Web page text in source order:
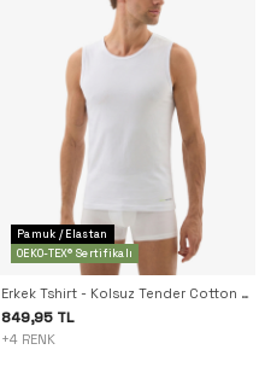
Pamuk / Elastan
OEKO-TEX® Sertifikalı
Erkek Tshirt - Kolsuz Tender Cotton 9234 - Beyaz
849,95 TL
+4 RENK